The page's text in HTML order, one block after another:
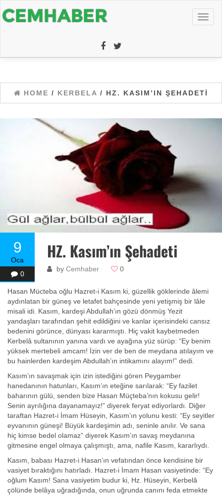
HOME / KERBELA / HZ. KASIM’IN ŞEHADETI
9
Oca
0
HZ. Kasım’ın Şehadeti
by Cemhaber 0
Hasan Mücteba oğlu Hazret-i Kasım ki, güzellik göklerinde âlemi
aydınlatan bir güneş ve letafet bahçesinde yeni yetişmiş bir lâle
misali idi. Kasım, kardeşi Abdullah’ın gözü dönmüş Yezit
yandaşları tarafından şehit edildiğini ve kanlar içerisindeki cansız
bedenini görünce, dünyası kararmıştı. Hiç vakit kaybetmeden
Kerbelâ sultanının yanına vardı ve ayağına yüz sürüp: “Ey benim
yüksek mertebeli amcam! İzin ver de ben de meydana atılayım ve
bu hainlerden kardeşim Abdullah’ın intikamını alayım!” dedi.
Kasım’ın savaşmak için izin istediğini gören Peygamber
hanedanının hatunları, Kasım’ın eteğine sarılarak: “Ey fazilet
baharının gülü, senden bize Hasan Müçteba’nın kokusu gelir!
Senin ayrılığına dayanamayız!” diyerek feryat ediyorlardı. Diğer
taraftan Hazret-i İmam Hüseyin, Kasım’ın yolunu kesti: “Ey seyitler
eyvanının güneşi! Büyük kardeşimin adı, seninle anılır. Ve sana
hiç kimse bedel olamaz” diyerek Kasım’ın savaş meydanına
gitmesine engel olmaya çalışmıştı, ama, nafile Kasım, kararlıydı.
Kasım, babası Hazret-i Hasan’ın vefatından önce kendisine bir
vasiyet bıraktığını hatırladı. Hazret-i İmam Hasan vasiyetinde: “Ey
oğlum Kasım! Sana vasiyetim budur ki, Hz. Hüseyin, Kerbelâ
çölünde belâya uğradığında, onun uğrunda canını feda etmekte